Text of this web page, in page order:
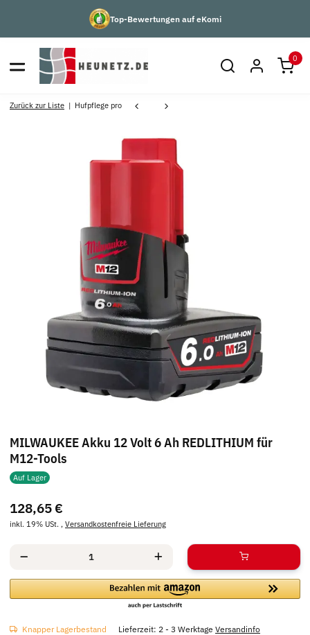
Top-Bewertungen auf eKomi
0
Zurück zur Liste Hufpflege pro
MILWAUKEE Akku 12 Volt 6 Ah REDLITHIUM für
M12-Tools
Auf Lager
128,65 €
inkl. 19% USt. , Versandkostenfreie Lieferung
Knapper Lagerbestand Lieferzeit: 2 - 3 Werktage Versandinfo